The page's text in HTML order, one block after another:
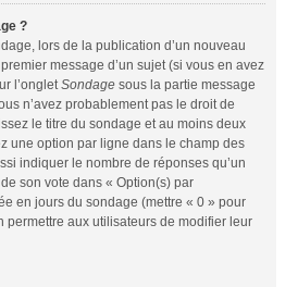
?
lors de la publication d’un nouveau
message d’un sujet (si vous en avez
l’ongletSondage sous la partie message
n’avez probablement pas le droit de
le titre du sondage et au moins deux
une option par ligne dans le champ des
indiquer le nombre de réponses qu’un
son vote dans « Option(s) par
en jours du sondage (mettre « 0 » pour
permettre aux utilisateurs de modifier leur